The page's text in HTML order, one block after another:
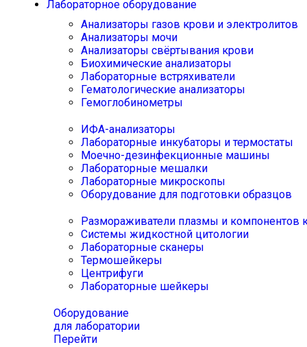
Лабораторное оборудование
Анализаторы газов крови и электролитов
Анализаторы мочи
Анализаторы свёртывания крови
Биохимические анализаторы
Лабораторные встряхиватели
Гематологические анализаторы
Гемоглобинометры
ИФА-анализаторы
Лабораторные инкубаторы и термостаты
Моечно-дезинфекционные машины
Лабораторные мешалки
Лабораторные микроскопы
Оборудование для подготовки образцов
Размораживатели плазмы и компонентов
Системы жидкостной цитологии
Лабораторные сканеры
Термошейкеры
Центрифуги
Лабораторные шейкеры
Оборудование
для лаборатории
Перейти